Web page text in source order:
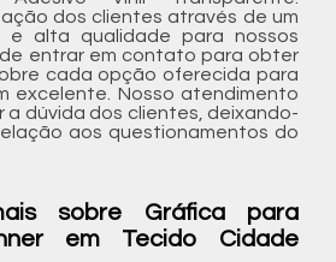
dos clientes através de um
e alta qualidade para nossos
entrar em contato para obter
cada opção oferecida para
excelente. Nosso atendimento
a dúvida dos clientes, deixando-
aos questionamentos do
sobre Gráfica para
em Tecido Cidade